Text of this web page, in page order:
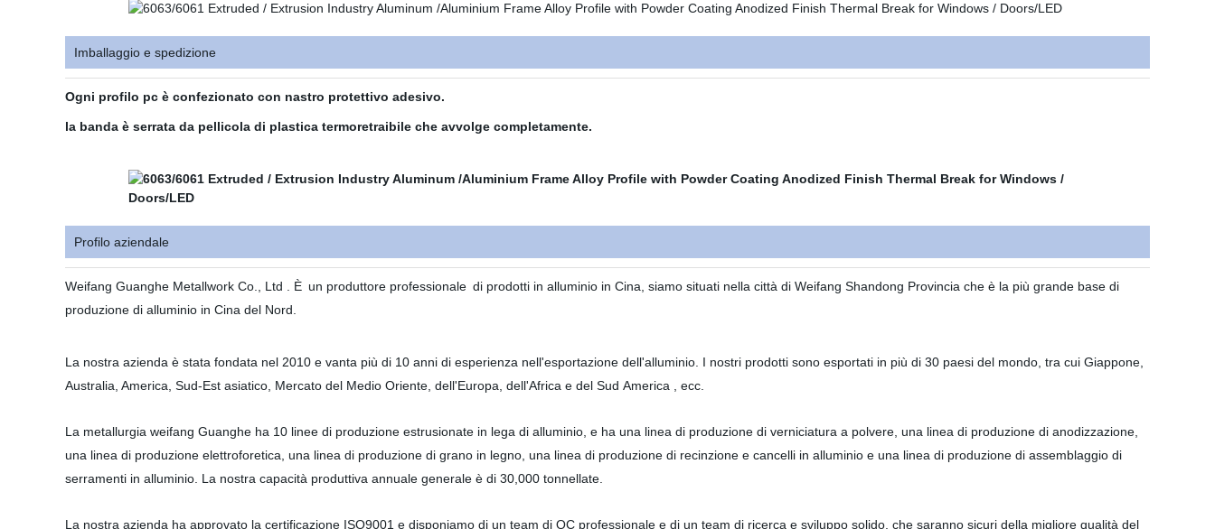
Imballaggio e spedizione
Ogni profilo pc è confezionato con nastro protettivo adesivo.
la banda è serrata da pellicola di plastica termoretraibile che avvolge completamente.
Profilo aziendale
Weifang Guanghe Metallwork Co., Ltd . È un produttore professionale di prodotti in alluminio in Cina, siamo situati nella città di Weifang Shandong Provincia che è la più grande base di
produzione di alluminio in Cina del Nord.
La nostra azienda è stata fondata nel 2010 e vanta più di 10 anni di esperienza nell'esportazione dell'alluminio. I nostri prodotti sono esportati in più di 30 paesi del mondo, tra cui Giappone,
Australia, America, Sud-Est asiatico, Mercato del Medio Oriente, dell'Europa, dell'Africa e del Sud America , ecc.
La metallurgia weifang Guanghe ha 10 linee di produzione estrusionate in lega di alluminio, e ha una linea di produzione di verniciatura a polvere, una linea di produzione di anodizzazione,
una linea di produzione elettroforetica, una linea di produzione di grano in legno, una linea di produzione di recinzione e cancelli in alluminio e una linea di produzione di assemblaggio di
serramenti in alluminio. La nostra capacità produttiva annuale generale è di 30,000 tonnellate.
La nostra azienda ha approvato la certificazione ISO9001 e disponiamo di un team di QC professionale e di un team di ricerca e sviluppo solido, che saranno sicuri della migliore qualità del